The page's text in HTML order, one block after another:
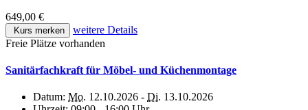
649,00 €
Kurs merken
weitere Details
Freie Plätze vorhanden
Sanitärfachkraft für Möbel- und Küchenmontage
Datum: Mo. 12.10.2026 - Di. 13.10.2026